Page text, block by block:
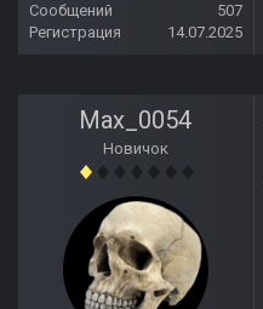
Сообщений
507
Регистрация
14.07.2025
Max_0054
Новичок